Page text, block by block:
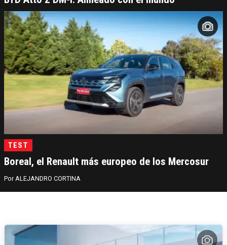
TEST
Boreal, el Renault más europeo de los Mercosur
ALEJANDRO CORTINA